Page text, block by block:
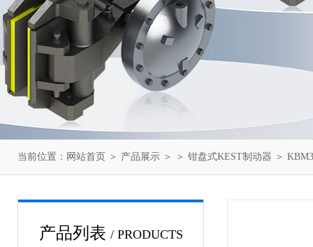
当前位置： 网站首页 ＞ 产品展示 ＞ ＞ 钳盘式KEST制动器 ＞
产品列表 / PRODUCTS